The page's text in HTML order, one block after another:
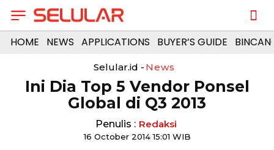
HOME NEWS APPLICATIONS BUYER’S GUIDE
Selular.id - News
Ini Dia Top 5 Vendor Ponsel
Global di Q3 2013
Penulis : Redaksi
16 October 2014 15:01 WIB